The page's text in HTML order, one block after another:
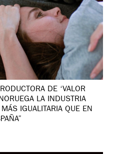
DE ‘VALOR
LA INDUSTRIA
IGUALITARIA QUE EN